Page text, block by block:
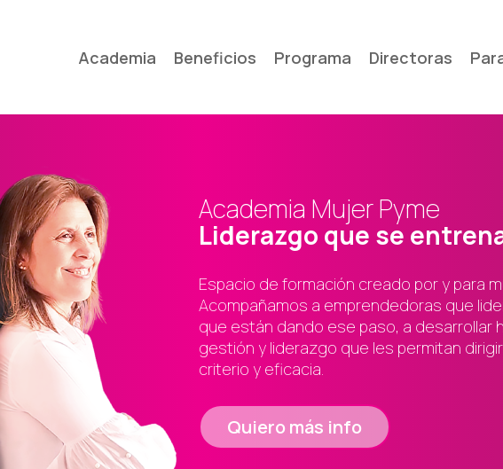
Academia Beneficios Programa Directoras
Academia Mujer Pyme
Liderazgo que se
Espacio de formación creado por y para
Acompañamos a emprendedoras que
que están dando ese paso, a desarrollar
gestión y liderazgo que les permitan
criterio y eficacia.
Quiero más info